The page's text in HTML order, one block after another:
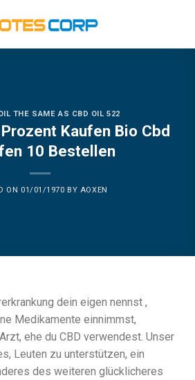
THE SAME AS CBD OIL 522
Kaufen Bio Cbd
10 Bestellen
ON 01/01/1970 BY AOXEN
dein eigen nennst ,
Medikamente einnimmst,
ehe du CBD verwendest. Unser
Leuten zu unterstützen, ein
des weiteren glücklicheres